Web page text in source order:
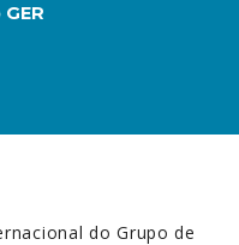
do Grupo de